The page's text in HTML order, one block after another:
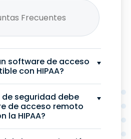
software de acceso
con HIPAA?
de seguridad debe
de acceso remoto
la HIPAA?